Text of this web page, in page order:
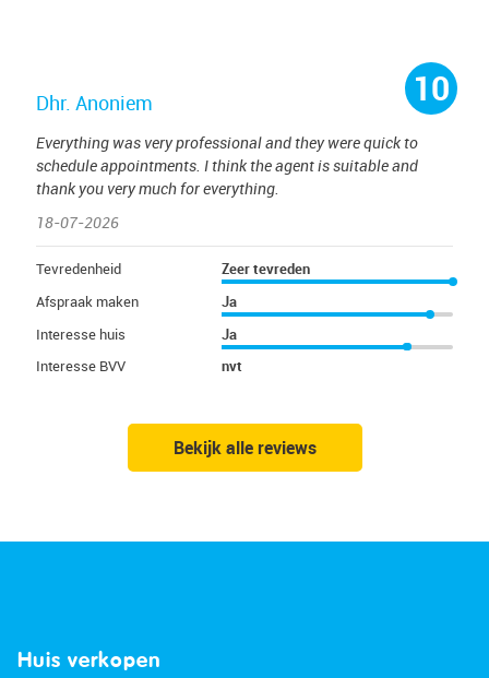
10
Dhr. Anoniem
Everything was very professional and they were quick to
schedule appointments. I think the agent is suitable and
thank you very much for everything.
18-07-2026
Tevredenheid
Zeer tevreden
Afspraak maken
Ja
Interesse huis
Ja
Interesse BVV
nvt
Bekijk alle reviews
Huis verkopen